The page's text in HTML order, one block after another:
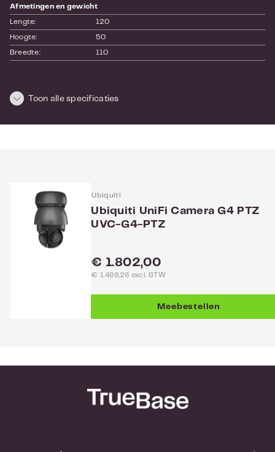
Afmetingen en gewicht
Lengte: 120
Hoogte: 50
Breedte: 110
Toon alle specificaties
Ubiquiti
Ubiquiti UniFi Camera G4 PTZ
UVC-G4-PTZ
Normale prijs:
€ 1.802,00
€ 1.489,26 excl. BTW
Meebestellen